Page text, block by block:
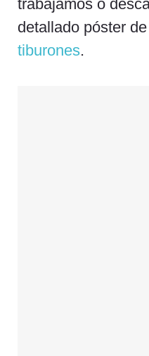
trabajamos o
detallado póster de
tiburones.